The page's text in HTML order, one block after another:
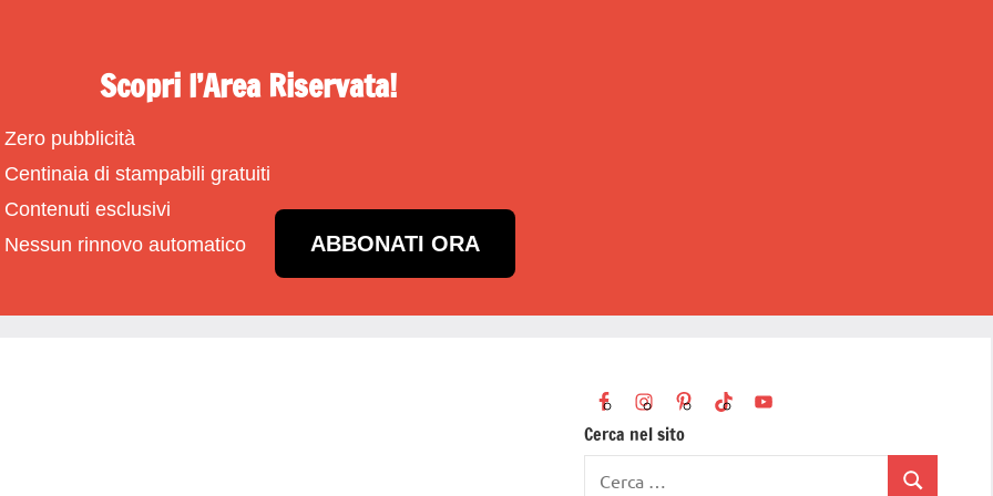
Scopri l’Area Riservata!
Zero pubblicità
Centinaia di stampabili gratuiti
Contenuti esclusivi
Nessun rinnovo automatico
ABBONATI ORA
Cerca nel sito